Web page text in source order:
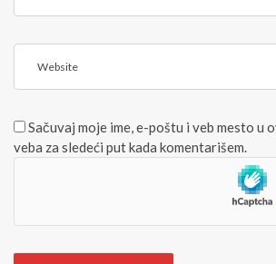
b
>
a
b
i
t
Sačuvaj moje ime, e-poštu i veb mesto u
veba za sledeći put kada komentarišem.